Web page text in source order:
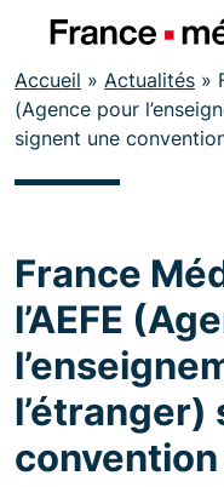
Menu
Contenu
Pied de page
Accueil » Actualités »
(Agence pour
signent une
France
l’AEFE
l’étranger)